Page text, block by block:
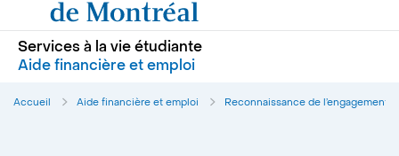
Services à la vie étudiante
Aide financière et emploi
Accueil Aide financière et emploi Reconnaissance de l’engagement